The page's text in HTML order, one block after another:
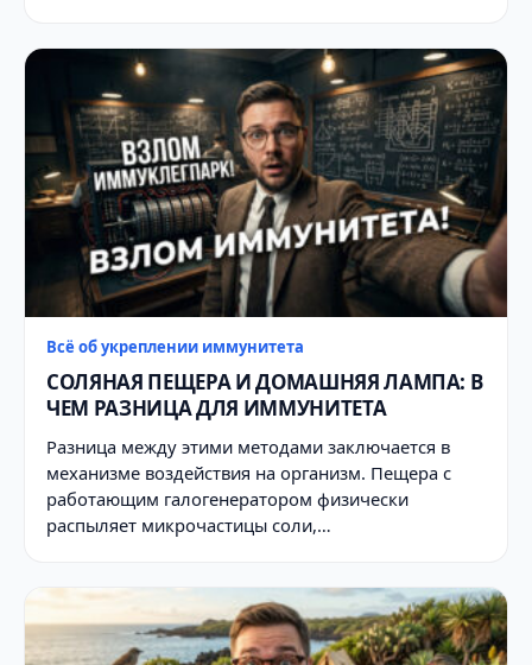
Всё об укреплении иммунитета
СОЛЯНАЯ ПЕЩЕРА И ДОМАШНЯЯ ЛАМПА: В
ЧЕМ РАЗНИЦА ДЛЯ ИММУНИТЕТА
Разница между этими методами заключается в
механизме воздействия на организм. Пещера с
работающим галогенератором физически
распыляет микрочастицы соли,…